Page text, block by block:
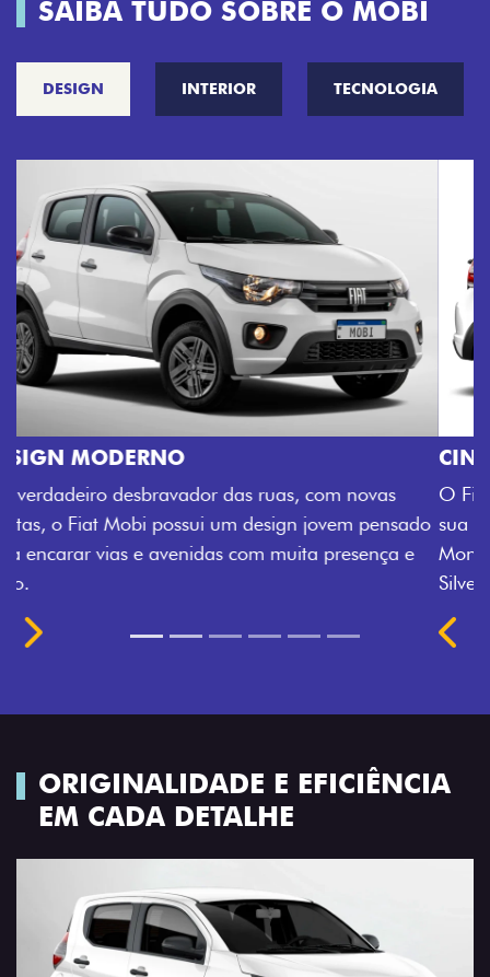
SAIBA TUDO SOBRE O MOBI
DESIGN INTERIOR TECNOLOGIA
CINCO OPÇÕES DE CORES
O Fiat Mobi tem sempre uma opção de cor que é a
sua cara. Escolha entre o Preto Vulcano, Vermelho
Montecarlo, Branco Banchisa, Prata Bari e Cinza
Silverstone.
Previous
Rodas de liga leve
ORIGINALIDADE E EFICIÊNCIA
EM CADA DETALHE